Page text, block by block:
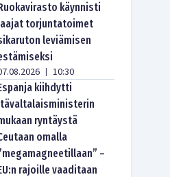
käynnisti
torjuntatoimet
leviämisen
| 10:30
kiihdytti
ryntäystä
omalla
–
rajoille vaaditaan